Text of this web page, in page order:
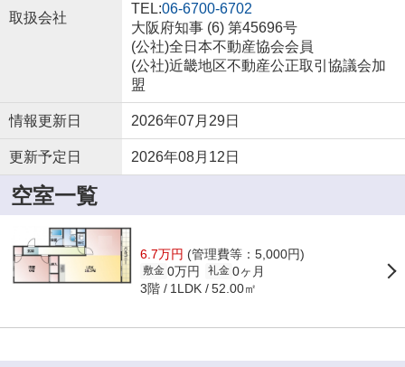
取扱会社
TEL:06-6700-6702
大阪府知事 (6) 第45696号
(公社)全日本不動産協会会員
(公社)近畿地区不動産公正取引協議会加
盟
情報更新日 2026年07月29日
更新予定日 2026年08月12日
空室一覧
6.7万円 (管理費等：5,000円)
敷金 0万円 礼金 0ヶ月
3階 1LDK 52.00㎡